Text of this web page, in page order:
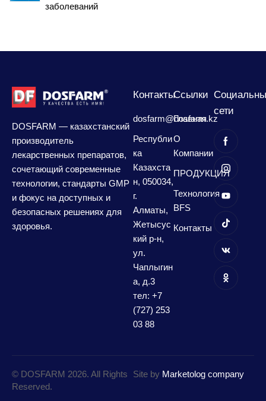
заболеваний
DOSFARM — казахстанский
производитель
лекарственных препаратов,
сочетающий современные
технологии, стандарты GMP
и фокус на доступных и
безопасных решениях для
здоровья.
Контакты
dosfarm@dosfarm.kz
Республи
ка
Казахста
н, 050034,
г.
Алматы,
Жетысус
кий р-н,
ул.
Чаплыгин
а, д.3
тел: +7
(727) 253
03 88
Сcылки
Главная
О
Компании
ПРОДУКЦИЯ
Технология
BFS
Контакты
сети
© DOSFARM 2026. All Rights
Reserved.
Site by Marketolog company